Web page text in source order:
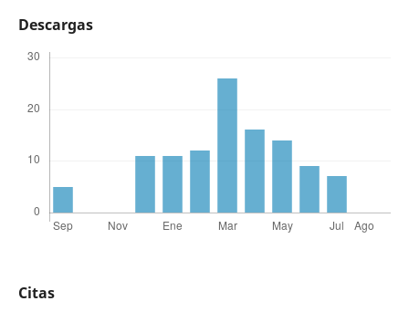
Descargas
Citas